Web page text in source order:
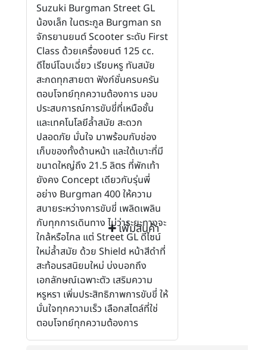
เพิ่มสินค้า
Suzuki Burgman Street GL
น้องเล็ก ในตระกูล Burgman รถ
จักรยานยนต์ Scooter ระดับ First
Class ด้วยเครื่องยนต์ 125 cc.
ดีไซน์โฉบเฉี่ยว เรียบหรู ทันสมัย
สะกดทุกสายตา ฟังก์ชั่นครบครัน
ตอบโจทย์ทุกความต้องการ มอบ
ประสบการณ์การขับขี่ที่เหนือชั้น
และเทคโนโลยีล้ำสมัย สะดวก
ปลอดภัย มั่นใจ มาพร้อมกับช่อง
เก็บของทั้งด้านหน้า และใต้เบาะที่มี
ขนาดใหญ่ถึง 21.5 ลิตร ที่พักเท้า
ยังคง Concept เดียวกับรุ่นพี่
อย่าง Burgman 400 ให้ความ
สบายระหว่างการขับขี่ เพลิดเพลิน
กับทุกการเดินทาง ไม่ว่าระยะทางจะ
ใกล้หรือไกล แต่ Street GL ดีไซน์
ใหม่ล้ำสมัย ด้วย Shield หน้าสีดำที่
สะท้อนรสนิยมใหม่ บ่งบอกถึง
เอกลักษณ์เฉพาะตัว เสริมความ
หรูหรา เพิ่มประสิทธิภาพการขับขี่ ให้
มั่นใจทุกความเร็ว เลือกสไตล์ที่ใช่
ตอบโจทย์ทุกความต้องการ